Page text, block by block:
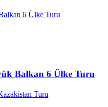
Balkan 6 Ülke Turu